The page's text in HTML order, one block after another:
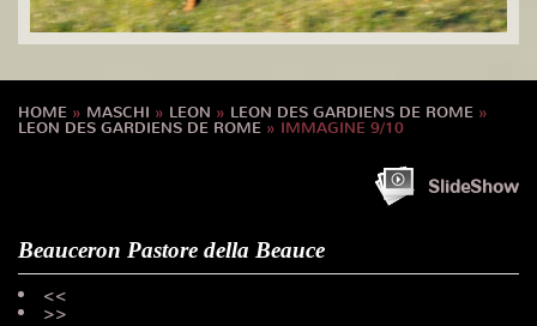
HOME » MASCHI » LEON » LEON DES GARDIENS DE ROME »
LEON DES GARDIENS DE ROME » IMMAGINE 9/10
SlideShow
Beauceron Pastore della Beauce
<<
>>